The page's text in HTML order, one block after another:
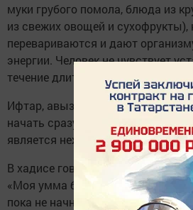
муки грубого помола, блюда из
из свежих овощей и сухофрукты),
перевариваются и дают
энергии. Человек не чувствует
течение длительного времени.
Ифтар, авыз ачу или вечерний
начать сразу после захода
является нежелательным.
В хадисе говорится, что
«Моя умма будет пребывать в
пока не начнет откладывать